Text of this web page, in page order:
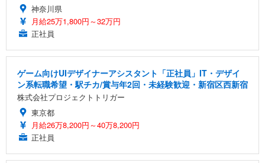
神奈川県
月給25万1,800円～32万円
正社員
ゲーム向けUIデザイナーアシスタント「正社員」IT・デザイ
ン系転職希望・駅チカ/賞与年2回・未経験歓迎・新宿区西新宿
株式会社プロジェクトトリガー
東京都
月給26万8,200円～40万8,200円
正社員